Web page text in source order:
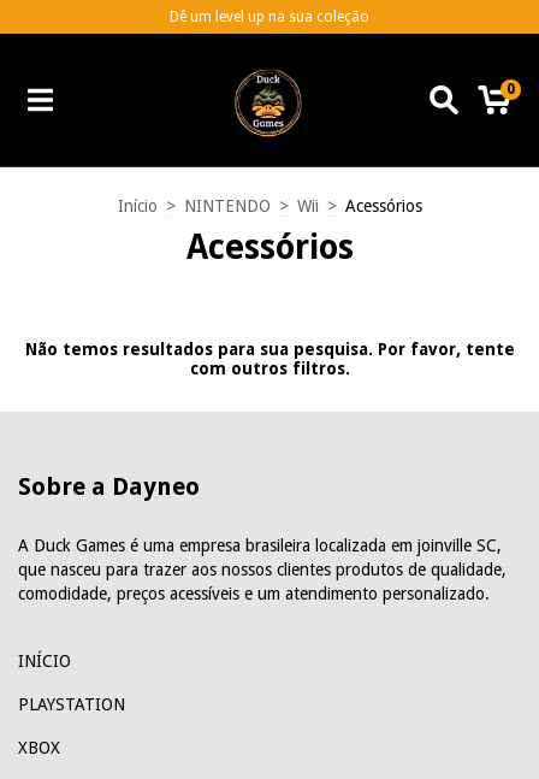
Dê um level up na sua coleção
0
Início > NINTENDO > Wii > Acessórios
Acessórios
Não temos resultados para sua pesquisa. Por favor, tente
com outros filtros.
Sobre a Dayneo
A Duck Games é uma empresa brasileira localizada em joinville SC,
que nasceu para trazer aos nossos clientes produtos de qualidade,
comodidade, preços acessíveis e um atendimento personalizado.
INÍCIO
PLAYSTATION
XBOX